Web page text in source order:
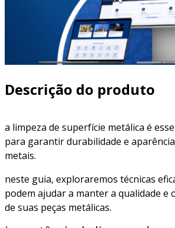
Descrição do produto
a limpeza de superfície metálica é
para garantir durabilidade e
metais.
neste guia, exploraremos técnicas
podem ajudar a manter a qualidade e
de suas peças metálicas.